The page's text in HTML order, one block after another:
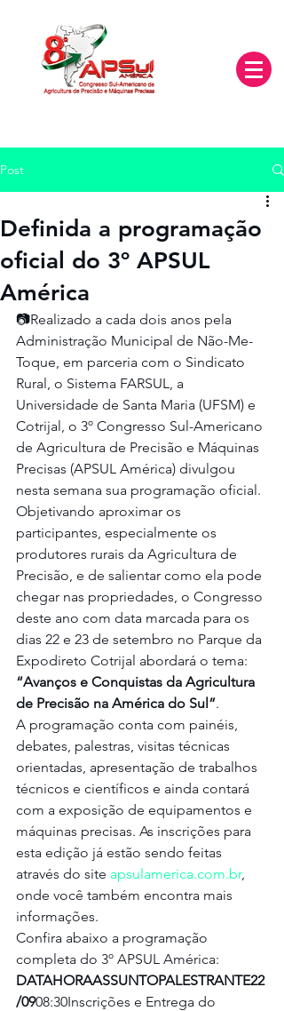
Post
Definida a programação
oficial do 3º APSUL
América
📷Realizado a cada dois anos pela
Administração Municipal de Não-Me-
Toque, em parceria com o Sindicato
Rural, o Sistema FARSUL, a
Universidade de Santa Maria (UFSM) e
Cotrijal, o 3º Congresso Sul-Americano
de Agricultura de Precisão e Máquinas
Precisas (APSUL América) divulgou
nesta semana sua programação oficial.
Objetivando aproximar os
participantes, especialmente os
produtores rurais da Agricultura de
Precisão, e de salientar como ela pode
chegar nas propriedades, o Congresso
deste ano com data marcada para os
dias 22 e 23 de setembro no Parque da
Expodireto Cotrijal abordará o tema:
“Avanços e Conquistas da Agricultura
de Precisão na América do Sul”.
A programação conta com painéis,
debates, palestras, visitas técnicas
orientadas, apresentação de trabalhos
técnicos e científicos e ainda contará
com a exposição de equipamentos e
máquinas precisas. As inscrições para
esta edição já estão sendo feitas
através do site apsulamerica.com.br,
onde você também encontra mais
informações.
Confira abaixo a programação
completa do 3º APSUL América:
DATAHORAASSUNTOPALESTRANTE22
/0908:30Inscrições e Entrega do